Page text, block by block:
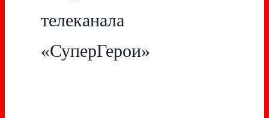
телеканала
«СуперГерои»